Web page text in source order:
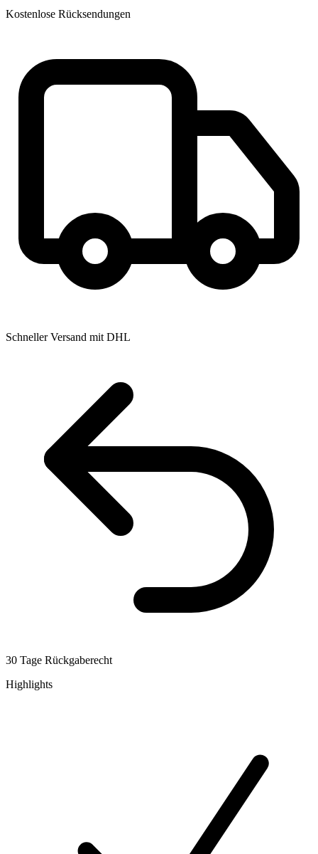
Kostenlose Rücksendungen
Schneller Versand mit DHL
30 Tage Rückgaberecht
Highlights